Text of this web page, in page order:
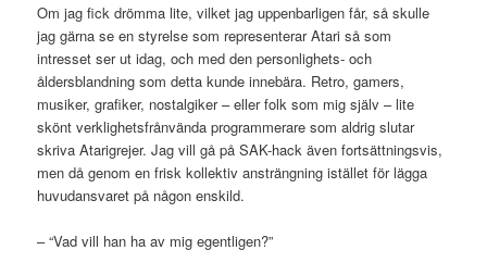
Om jag fick drömma lite, vilket jag uppenbarligen får, så skulle
jag gärna se en styrelse som representerar Atari så som
intresset ser ut idag, och med den personlighets- och
åldersblandning som detta kunde innebära. Retro, gamers,
musiker, grafiker, nostalgiker – eller folk som mig själv – lite
skönt verklighetsfrånvända programmerare som aldrig slutar
skriva Atarigrejer. Jag vill gå på SAK-hack även fortsättningsvis,
men då genom en frisk kollektiv ansträngning istället för lägga
huvudansvaret på någon enskild.
– “Vad vill han ha av mig egentligen?”